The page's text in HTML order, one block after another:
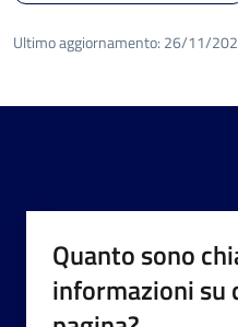
Ultimo aggiornamento: 26/11/
Quanto sono
informazioni su